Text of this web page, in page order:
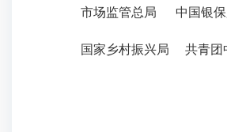
市场监管总局 中国银保
国家乡村振兴局 共青团